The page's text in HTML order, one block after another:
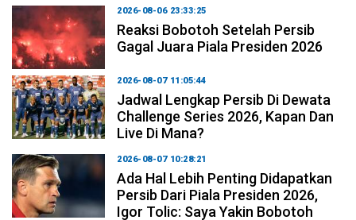
2026-08-06 23:33:25
Reaksi Bobotoh Setelah Persib
Gagal Juara Piala Presiden 2026
2026-08-07 11:05:44
Jadwal Lengkap Persib Di Dewata
Challenge Series 2026, Kapan Dan
Live Di Mana?
2026-08-07 10:28:21
Ada Hal Lebih Penting Didapatkan
Persib Dari Piala Presiden 2026,
Igor Tolic: Saya Yakin Bobotoh